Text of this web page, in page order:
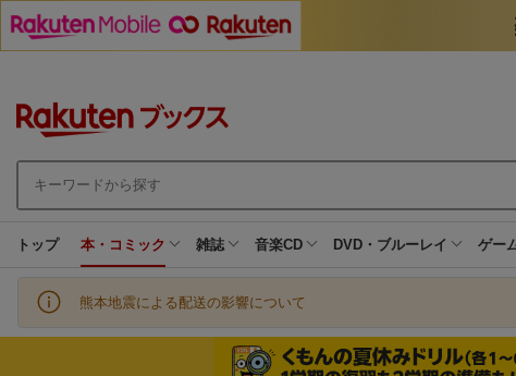
トップ 本・コミック 雑誌 音楽CD DVD・ブルーレイ ゲー
熊本地震による配送の影響について